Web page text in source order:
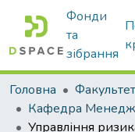
Фонди
та
зібрання
Головна